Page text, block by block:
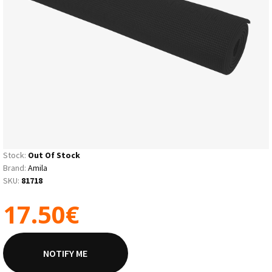
Stock: Out Of Stock
Brand: Amila
SKU: 81718
17.50€
NOTIFY ME